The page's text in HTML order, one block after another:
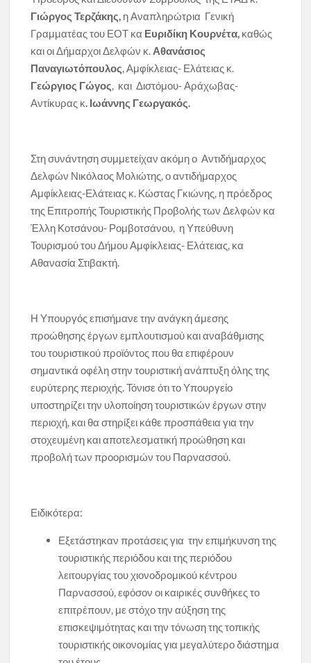
Γιώργος Τερζάκης, η Αναπληρώτρια Γενική
Γραμματέας του ΕΟΤ κα Ευριδίκη Κουρνέτα, καθώς
και οι Δήμαρχοι Δελφών κ. Αθανάσιος
Παναγιωτόπουλος, Αμφίκλειας- Ελάτειας κ.
Γεώργιος Γώγος, και Διστόμου- Αράχωβας-
Αντίκυρας κ. Ιωάννης Γεωργακός.
Στη συνάντηση συμμετείχαν ακόμη ο Αντιδήμαρχος
Δελφών Νικόλαος Μολιώτης, ο αντιδήμαρχος
Αμφίκλειας-Ελάτειας κ. Κώστας Γκιώνης, η πρόεδρος
της Επιτροπής Τουριστικής Προβολής των Δελφών κα
Έλλη Κοτσάνου- Ρομβοτσάνου, η Υπεύθυνη
Τουρισμού του Δήμου Αμφίκλειας- Ελάτειας, κα
Αθανασία Στιβακτή.
Η Υπουργός επισήμανε την ανάγκη άμεσης
προώθησης έργων εμπλουτισμού και αναβάθμισης
του τουριστικού προϊόντος που θα επιφέρουν
σημαντικά οφέλη στην τουριστική ανάπτυξη όλης της
ευρύτερης περιοχής. Τόνισε ότι το Υπουργείο
υποστηρίζει την υλοποίηση τουριστικών έργων στην
περιοχή, και θα στηρίξει κάθε προσπάθεια για την
στοχευμένη και αποτελεσματική προώθηση και
προβολή των προορισμών του Παρνασσού.
Ειδικότερα:
Εξετάστηκαν προτάσεις για την επιμήκυνση της
τουριστικής περιόδου και της περιόδου
λειτουργίας του χιονοδρομικού κέντρου
Παρνασσού, εφόσον οι καιρικές συνθήκες το
επιτρέπουν, με στόχο την αύξηση της
επισκεψιμότητας και την τόνωση της τοπικής
τουριστικής οικονομίας για μεγαλύτερο διάστημα